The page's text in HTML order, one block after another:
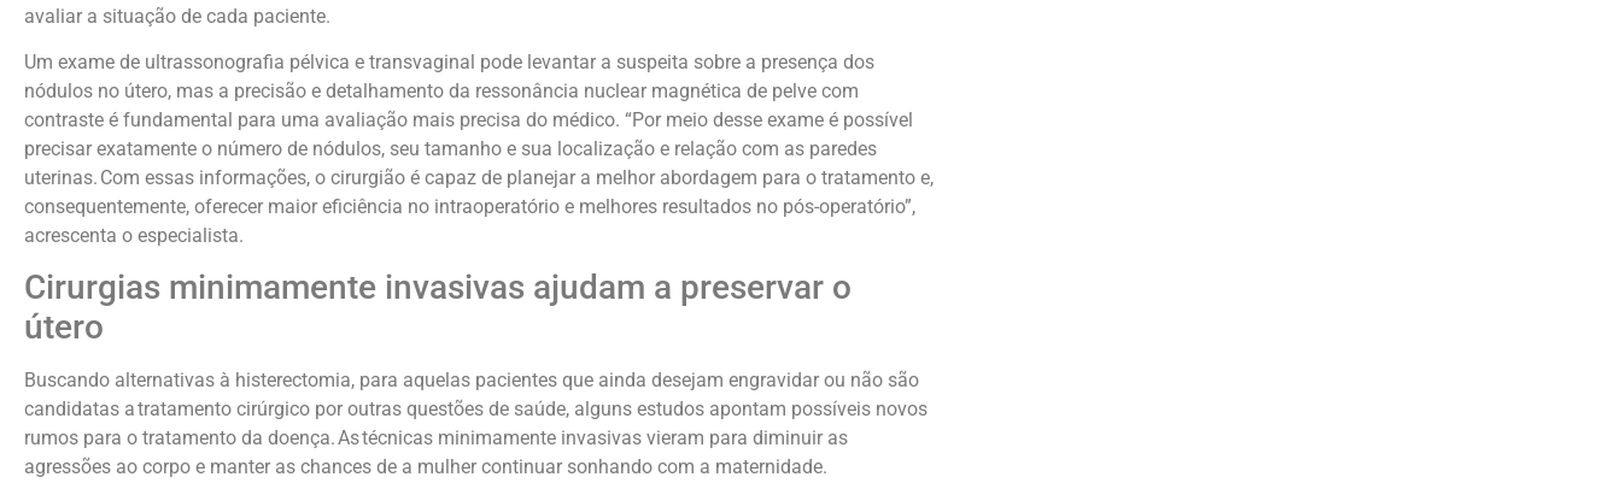
avaliar a situação de cada paciente.
Um exame de ultrassonografia pélvica e transvaginal pode levantar a suspeita sobre a presença dos
nódulos no útero, mas a precisão e detalhamento da ressonância nuclear magnética de pelve com
contraste é fundamental para uma avaliação mais precisa do médico. “Por meio desse exame é possível
precisar exatamente o número de nódulos, seu tamanho e sua localização e relação com as paredes
uterinas. Com essas informações, o cirurgião é capaz de planejar a melhor abordagem para o tratamento e,
consequentemente, oferecer maior eficiência no intraoperatório e melhores resultados no pós-operatório”,
acrescenta o especialista.
Cirurgias minimamente invasivas ajudam a preservar o
útero
Buscando alternativas à histerectomia, para aquelas pacientes que ainda desejam engravidar ou não são
candidatas a tratamento cirúrgico por outras questões de saúde, alguns estudos apontam possíveis novos
rumos para o tratamento da doença. As técnicas minimamente invasivas vieram para diminuir as
agressões ao corpo e manter as chances de a mulher continuar sonhando com a maternidade.